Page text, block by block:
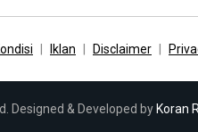
Iklan Disclaimer
Designed & Developed by Koran